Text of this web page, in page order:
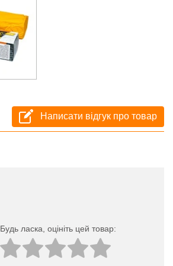
Написати відгук про товар
Будь ласка, оцініть цей товар: